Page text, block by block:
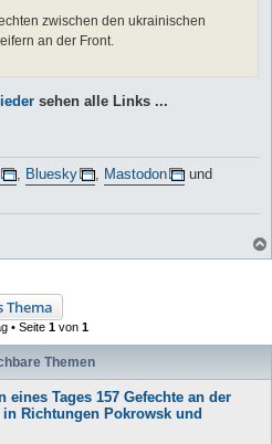
zwischen den ukrainischen
an der Front.
sehen alle Links ...
Bluesky Mastodon
und
Thema
• Seite 1 von 1
Themen
eines Tages 157 Gefechte an der
Richtungen Pokrowsk und